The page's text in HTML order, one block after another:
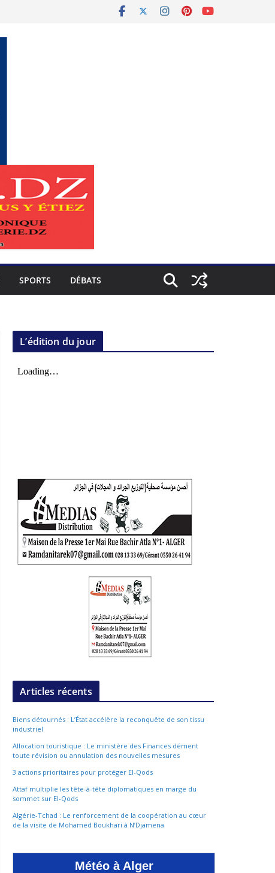
SPORTS DÉBATS
L’édition du jour
Articles récents
Biens détournés : L’État accélère la reconquête de son tissu
industriel
Allocation touristique : Le ministère des Finances dément
toute révision ou annulation des nouvelles mesures
3 actions prioritaires pour protéger El-Qods
Attaf multiplie les tête-à-tête diplomatiques en marge du
sommet sur El-Qods
Algérie-Tchad : Le renforcement de la coopération au cœur
de la visite de Mohamed Boukhari à N’Djamena
Météo à Alger